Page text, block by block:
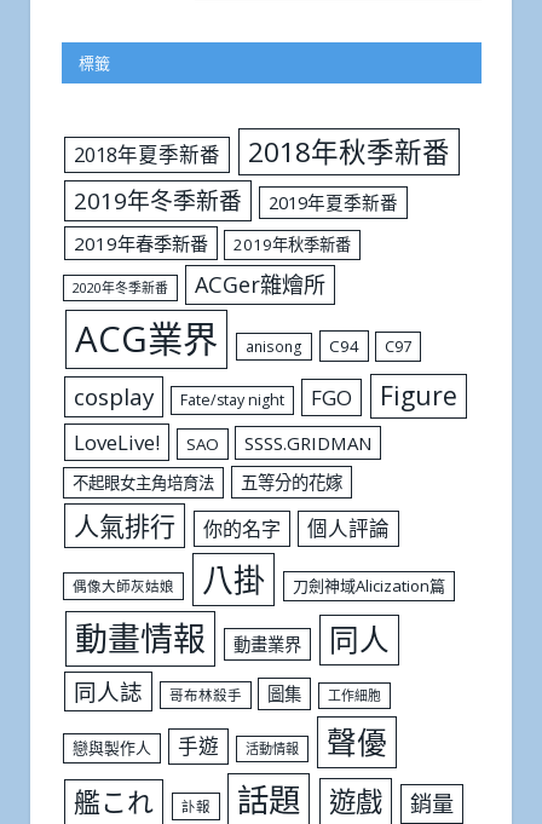
標籤
2018年夏季新番 2018年秋季新番
2019年冬季新番
2019年夏季新番
2019年春季新番
2019年秋季新番
2020年冬季新番 ACGer雜燴所
ACG業界 anisong C94 C97
cosplay Fate/stay night FGO Figure
LoveLive! SAO SSSS.GRIDMAN
不起眼女主角培育法 五等分的花嫁
人氣排行 你的名字 個人評論
偶像大師灰姑娘 八掛 刀劍神域Alicization篇
動畫情報 動畫業界 同人
同人誌 哥布林殺手 圖集 工作細胞
戀與製作人 手遊 活動情報 聲優
艦これ 訃報 話題 遊戲 銷量